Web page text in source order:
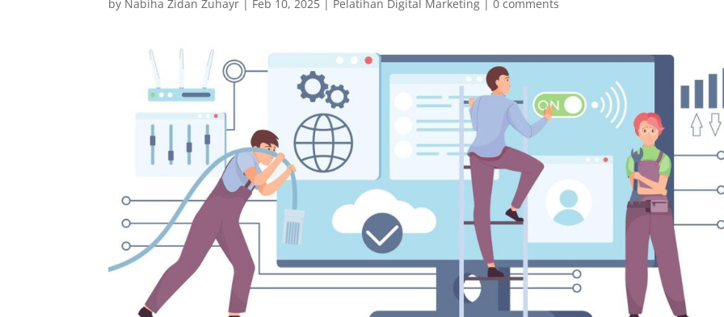
by Nabiha Zidan Zuhayr | Feb 10, 2025 | Pelatihan Digital Marketing |0 comments